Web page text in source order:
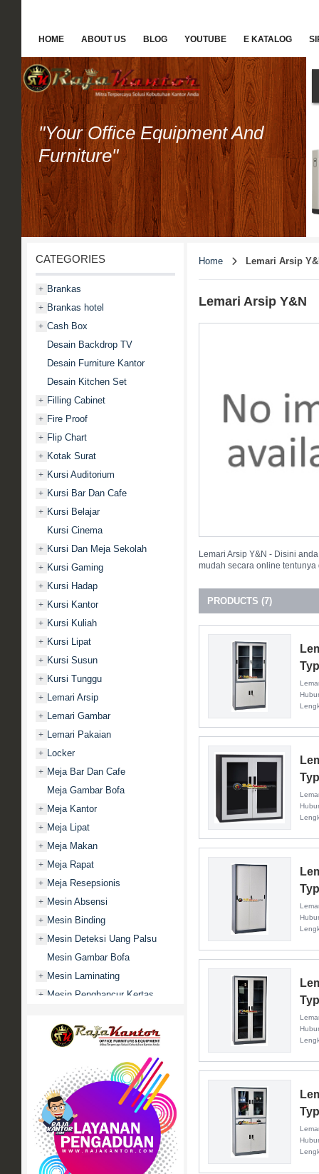
HOME ABOUT US BLOG YOUTUBE E KATALOG
"Your Office Equipment And
Furniture"
CATEGORIES
+ Brankas
+ Brankas hotel
+ Cash Box
Desain Backdrop TV
Desain Furniture Kantor
Desain Kitchen Set
+ Filling Cabinet
+ Fire Proof
+ Flip Chart
+ Kotak Surat
+ Kursi Auditorium
+ Kursi Bar Dan Cafe
+ Kursi Belajar
Kursi Cinema
+ Kursi Dan Meja Sekolah
+ Kursi Gaming
+ Kursi Hadap
+ Kursi Kantor
+ Kursi Kuliah
+ Kursi Lipat
+ Kursi Susun
+ Kursi Tunggu
+ Lemari Arsip
+ Lemari Gambar
+ Lemari Pakaian
+ Locker
+ Meja Bar Dan Cafe
Meja Gambar Bofa
+ Meja Kantor
+ Meja Lipat
+ Meja Makan
+ Meja Rapat
+ Meja Resepsionis
+ Mesin Absensi
+ Mesin Binding
+ Mesin Deteksi Uang Palsu
Mesin Gambar Bofa
+ Mesin Laminating
+ Mesin Penghancur Kertas
Mobile File / Roll O Pack
Movitex
Paper Cutter
Partisi Kantor
Promo
+ Rak Serbaguna
+ Ranjang Besi
+ Sofa Kantor
Home Lemari Arsip
Lemari Arsip Y&N
Lemari Arsip Y&N - Disini
mudah secara online tentunya
PRODUCTS (7)